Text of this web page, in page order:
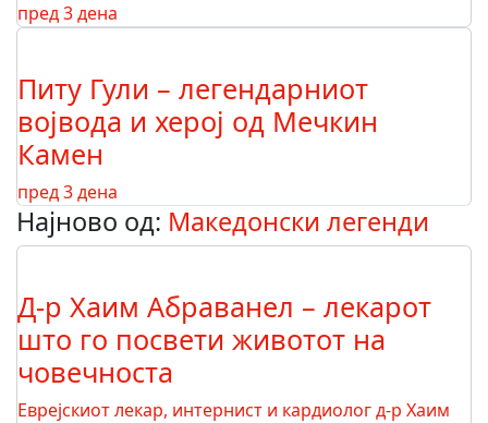
пред 3 дена
Питу Гули – легендарниот
војвода и херој од Мечкин
Камен
пред 3 дена
Најново од: Македонски легенди
Д-р Хаим Абраванел – лекарот
што го посвети животот на
човечноста
Еврејскиот лекар, интернист и кардиолог д-р Хаим